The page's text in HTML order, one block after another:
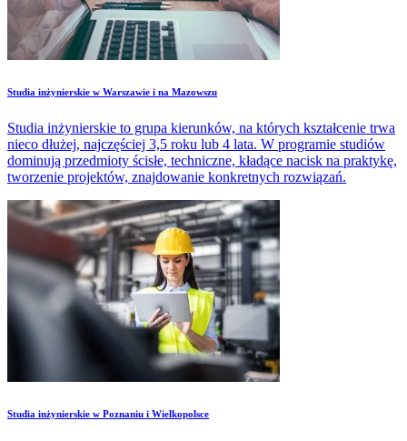
Studia inżynierskie w Warszawie i na Mazowszu
Studia inżynierskie to grupa kierunków, na których kształcenie trwa
nieco dłużej, najczęściej 3,5 roku lub 4 lata. W programie studiów
dominują przedmioty ścisłe, techniczne, kładące nacisk na praktykę,
tworzenie projektów, znajdowanie konkretnych rozwiązań.
Studia inżynierskie w Poznaniu i Wielkopolsce